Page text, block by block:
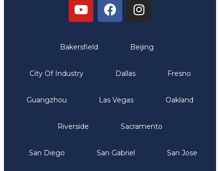
Bakersfield Beijing
City Of Industry Dallas Fresno
Guangzhou Las Vegas Oakland
Riverside Sacramento
San Diego San Gabriel San Jose